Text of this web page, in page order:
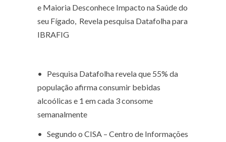
e Maioria Desconhece Impacto na Saúde do
seu Fígado, Revela pesquisa Datafolha para
IBRAFIG
• Pesquisa Datafolha revela que 55% da
população afirma consumir bebidas
alcoólicas e 1 em cada 3 consome
semanalmente
• Segundo o CISA – Centro de Informações